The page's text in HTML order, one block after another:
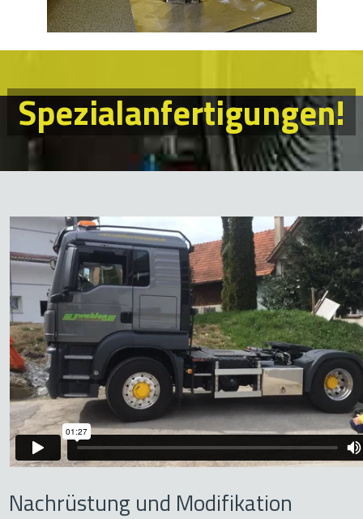
Spezialanfertigungen!
Nachrüstung und Modifikation